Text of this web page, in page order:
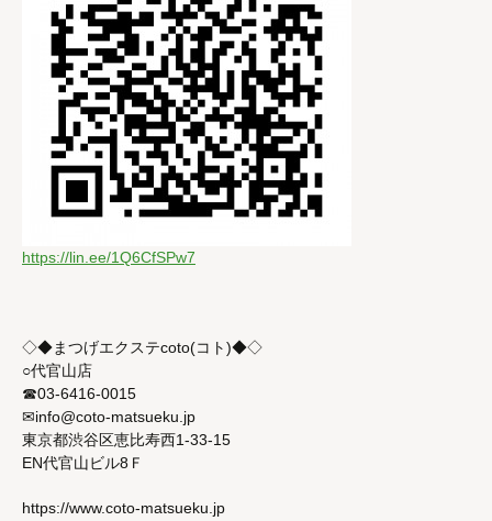
https://lin.ee/1Q6CfSPw7
◇◆まつげエクステcoto(コト)◆◇
○代官山店
☎03-6416-0015
✉info@coto-matsueku.jp
東京都渋谷区恵比寿西1-33-15
EN代官山ビル8Ｆ
https://www.coto-matsueku.jp